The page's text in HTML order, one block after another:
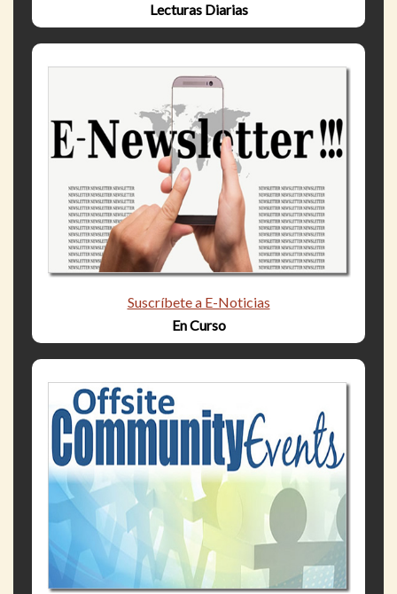
Lecturas Diarias
Suscríbete a E-Noticias
En Curso